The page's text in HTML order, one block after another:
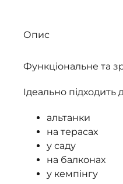
Опис
Функціональне та
Ідеально підходить
альтанки
на терасах
у саду
на балконах
у кемпінгу